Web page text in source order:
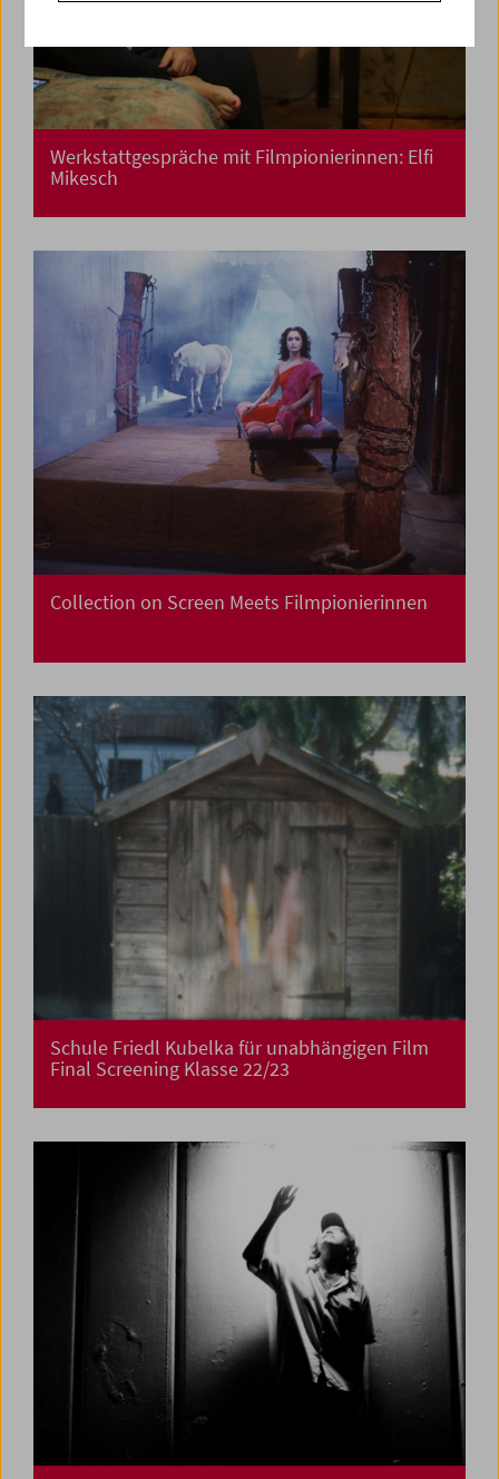
Werkstattgespräche mit Filmpionierinnen: Elfi
Mikesch
Collection on Screen Meets Filmpionierinnen
Schule Friedl Kubelka für unabhängigen Film
Final Screening Klasse 22/23